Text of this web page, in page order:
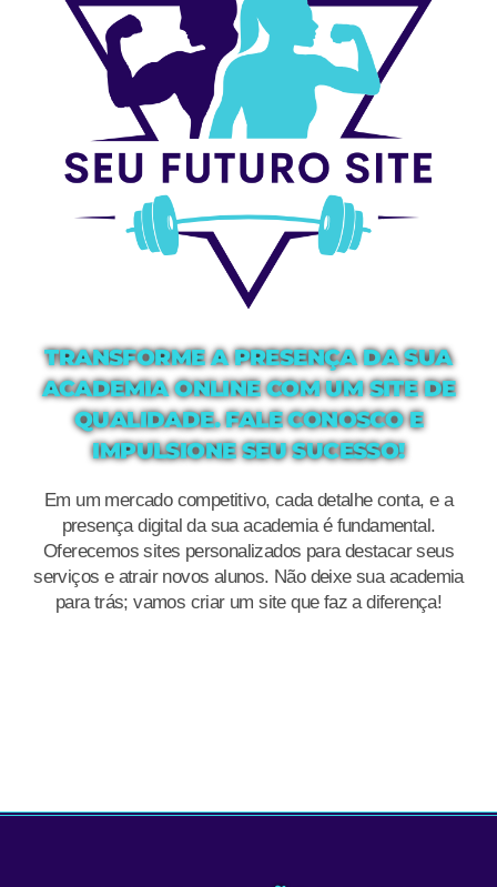
TRANSFORME A PRESENÇA DA SUA
ACADEMIA ONLINE COM UM SITE DE
QUALIDADE. FALE CONOSCO E
IMPULSIONE SEU SUCESSO!
Em um mercado competitivo, cada detalhe conta, e a
presença digital da sua academia é fundamental.
Oferecemos sites personalizados para destacar seus
serviços e atrair novos alunos. Não deixe sua academia
para trás; vamos criar um site que faz a diferença!